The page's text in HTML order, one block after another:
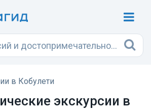
в Кобулети
экскурсии в